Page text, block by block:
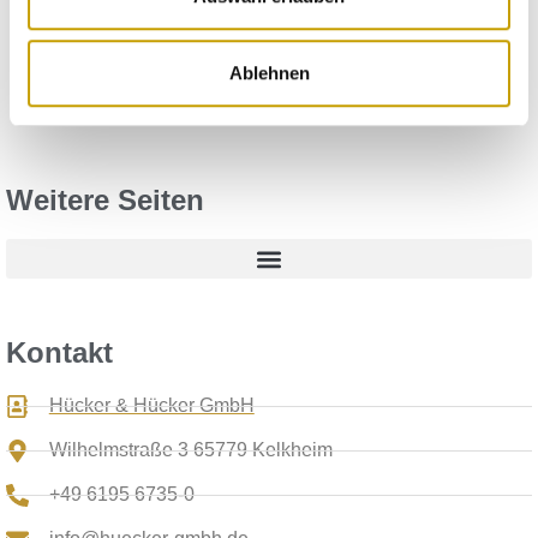
Ablehnen
Registrierung im E-Learning-System
Curriculum
Weitere Seiten
Kontakt
Hücker & Hücker GmbH
Wilhelmstraße 3 65779 Kelkheim
+49 6195 6735-0